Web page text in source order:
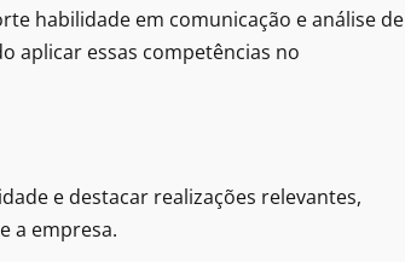
habilidade em comunicação e análise de
aplicar essas competências no
e destacar realizações relevantes,
a empresa.